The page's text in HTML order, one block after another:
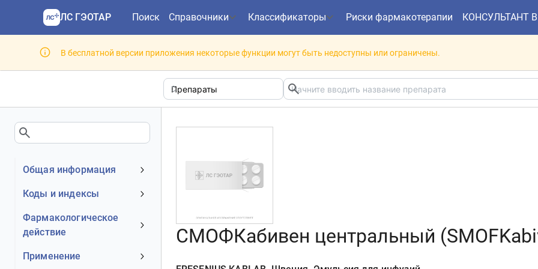
ЛС ГЭОТАР Поиск Справочники Классификаторы Риски фармакотерапии КОНСУЛЬТАНТ
В бесплатной версии приложения некоторые функции могут быть недоступны или ограничены.
Общая информация
Устаревшее наименование
Номер регистрационного
удостоверения РФ
Действующее вещество
Коды и индексы
АТХ код
МКБ-10 код
Фармакологическое
действие
Механизм действия
Применение
СМОФКабивен центральный